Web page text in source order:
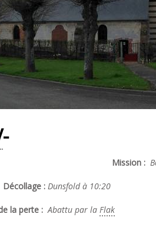
-
Mission :
Décollage : Dunsfold à 10:20
la perte : Abattu par la Flak